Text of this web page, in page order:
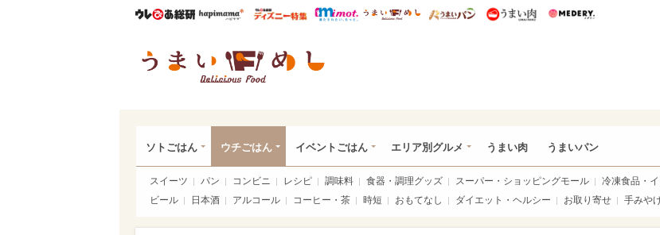
ウレぴあ総研ハピママ* ウレぴあ総研 ディズニー特集
mimot. うまいめし うまいパン うまい肉
ソトごはん ウチごはん イベントごはん エリア別グルメ うまい肉 うまいパン
スイーツ パン コンビニ レシピ 調味料 食器・調理グッズ スーパー・ショッピングモール 冷凍食品・
ビール
日本酒 アルコール コーヒー・茶 時短 おもてなし ダイエット・ヘルシー お取り寄せ 手みや